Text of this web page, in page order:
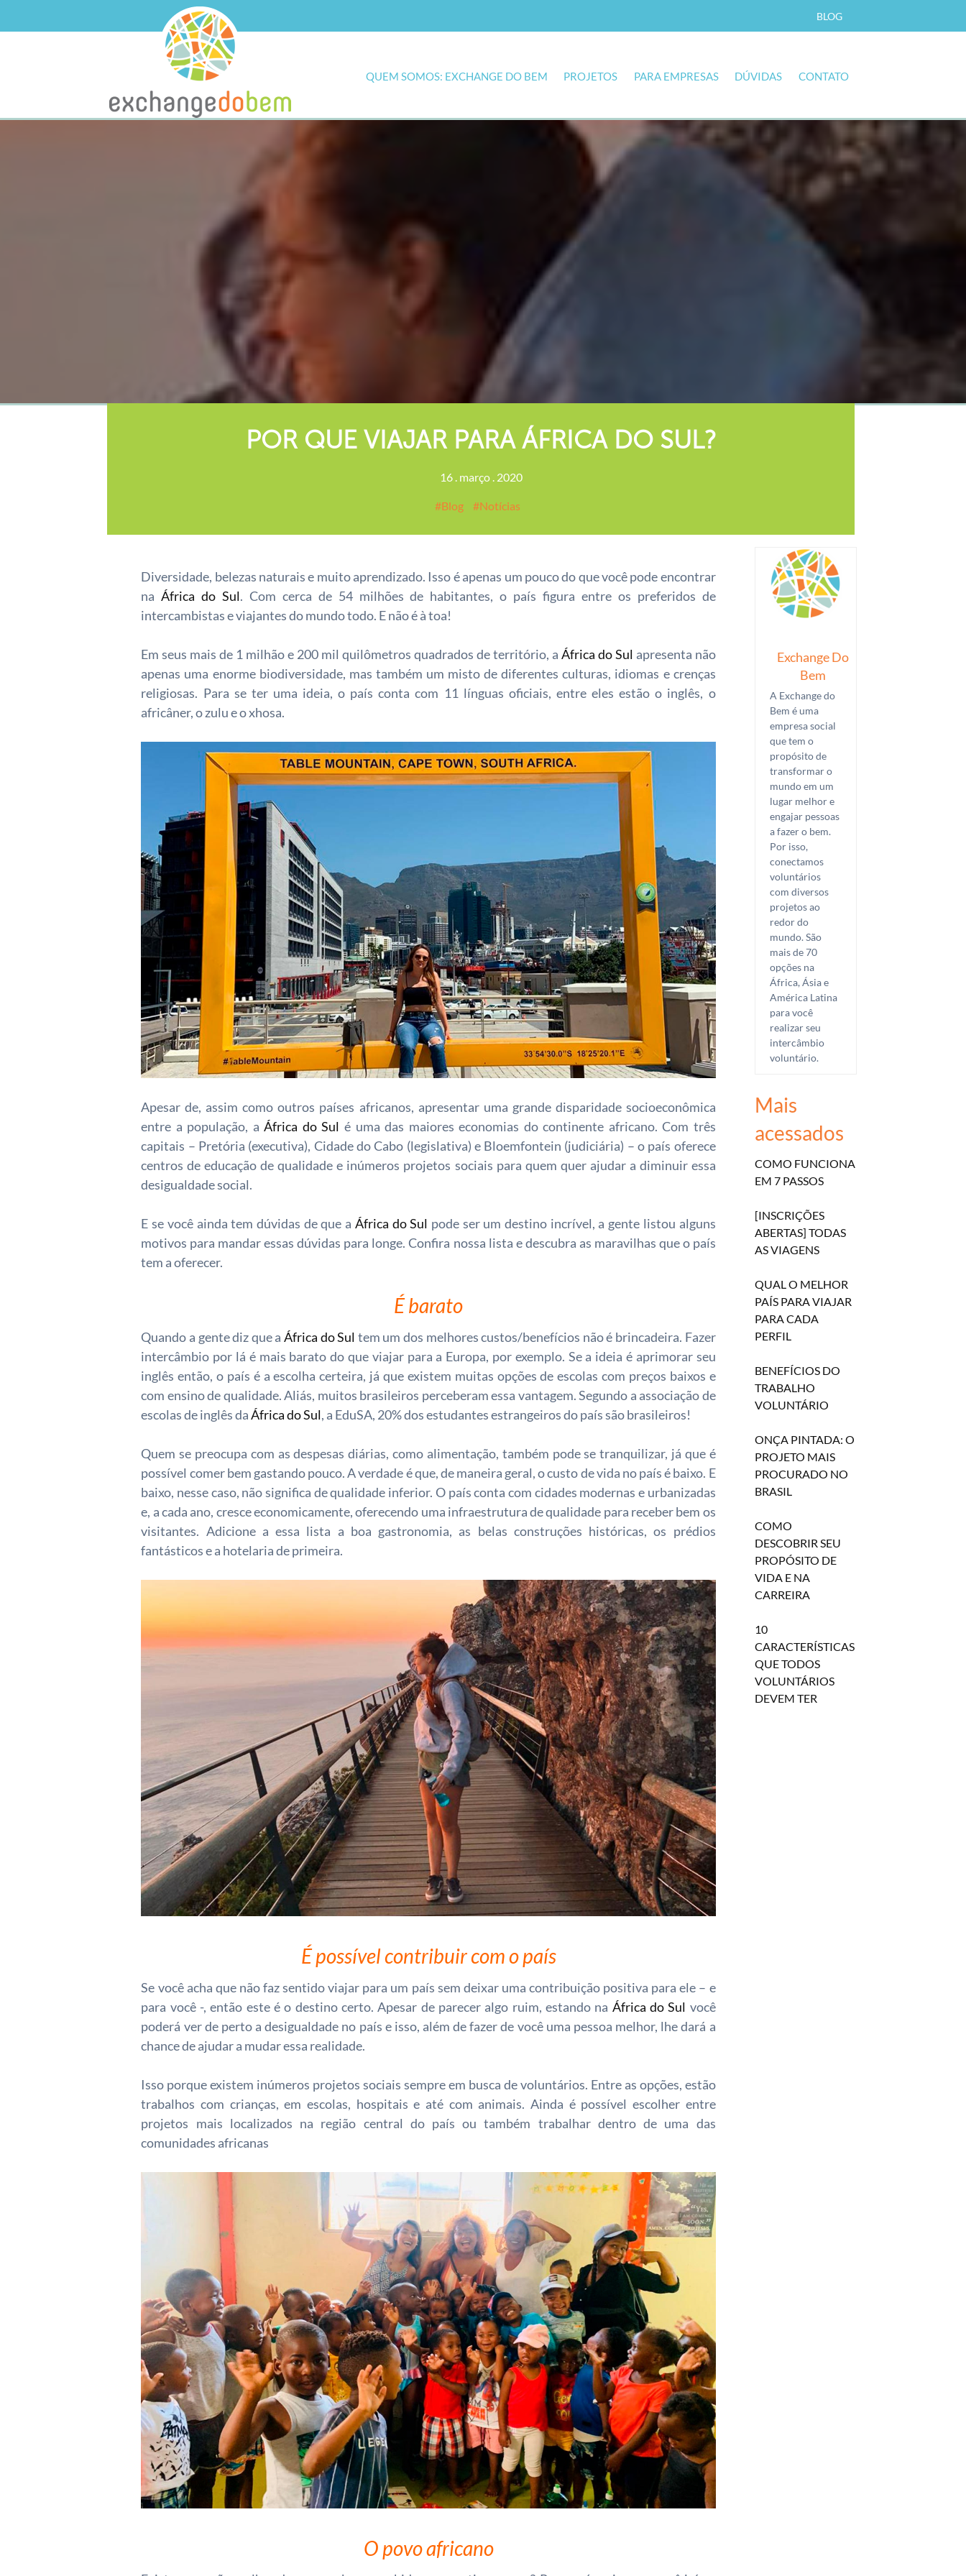
BLOG
QUEM SOMOS: EXCHANGE DO BEM PROJETOS PARA EMPRESAS DÚVIDAS CONTATO
POR QUE VIAJAR PARA ÁFRICA DO SUL?
16. março. 2020
Blog Notícias
Diversidade, belezas naturais e muito aprendizado. Isso é apenas um pouco do que você pode encontrar
naÁfrica do Sul. Com cerca de 54 milhões de habitantes, o país figura entre os preferidos de
intercambistas e viajantes do mundo todo. E não é à toa!
Em seus mais de 1 milhão e 200 mil quilômetros quadrados de território, a África do Sul apresenta não
apenas uma enorme biodiversidade, mas também um misto de diferentes culturas, idiomas e crenças
religiosas. Para se ter uma ideia, o país conta com 11 línguas oficiais, entre eles estão o inglês, o
africâner, o zulu e o xhosa.
Apesar de, assim como outros países africanos, apresentar uma grande disparidade socioeconômica
entre a população, aÁfrica do Sul é uma das maiores economias do continente africano. Com três
capitais – Pretória (executiva), Cidade do Cabo (legislativa) e Bloemfontein (judiciária) – o país oferece
centros de educação de qualidade e inúmeros projetos sociais para quem quer ajudar a diminuir essa
desigualdade social.
E se você ainda tem dúvidas de que a África do Sul pode ser um destino incrível, a gente listou alguns
motivos para mandar essas dúvidas para longe. Confira nossa lista e descubra as maravilhas que o país
tem a oferecer.
É barato
Quando a gente diz que a África do Sul tem um dos melhores custos/benefícios não é brincadeira. Fazer
intercâmbio por lá é mais barato do que viajar para a Europa, por exemplo. Se a ideia é aprimorar seu
inglês então, o país é a escolha certeira, já que existem muitas opções de escolas com preços baixos e
com ensino de qualidade. Aliás, muitos brasileiros perceberam essa vantagem. Segundo a associação de
escolas de inglês daÁfrica do Sul, a EduSA, 20% dos estudantes estrangeiros do país são brasileiros!
Quem se preocupa com as despesas diárias, como alimentação, também pode se tranquilizar, já que é
possível comer bem gastando pouco. A verdade é que, de maneira geral, o custo de vida no país é baixo. E
baixo, nesse caso, não significa de qualidade inferior. O país conta com cidades modernas e urbanizadas
e, a cada ano, cresce economicamente, oferecendo uma infraestrutura de qualidade para receber bem os
visitantes. Adicione a essa lista a boa gastronomia, as belas construções históricas, os prédios
fantásticos e a hotelaria de primeira.
É possível contribuir com o país
Se você acha que não faz sentido viajar para um país sem deixar uma contribuição positiva para ele – e
para você -, então este é o destino certo. Apesar de parecer algo ruim, estando na África do Sul você
poderá ver de perto a desigualdade no país e isso, além de fazer de você uma pessoa melhor, lhe dará a
chance de ajudar a mudar essa realidade.
Isso porque existem inúmeros projetos sociais sempre em busca de voluntários. Entre as opções, estão
trabalhos com crianças, em escolas, hospitais e até com animais. Ainda é possível escolher entre
projetos mais localizados na região central do país ou também trabalhar dentro de uma das
comunidades africanas
O povo africano
Exchange Do
Bem
A Exchange do
Bem é uma
empresa social
que tem o
propósito de
transformar o
mundo em um
lugar melhor e
engajar pessoas
a fazer o bem.
Por isso,
conectamos
voluntários
com diversos
projetos ao
redor do
mundo. São
mais de 70
opções na
África, Ásia e
América Latina
para você
realizar seu
intercâmbio
voluntário.
Mais
acessados
COMO FUNCIONA
EM 7 PASSOS
[INSCRIÇÕES
ABERTAS] TODAS
AS VIAGENS
QUAL O MELHOR
PAÍS PARA VIAJAR
PARA CADA
PERFIL
BENEFÍCIOS DO
TRABALHO
VOLUNTÁRIO
ONÇA PINTADA: O
PROJETO MAIS
PROCURADO NO
BRASIL
COMO
DESCOBRIR SEU
PROPÓSITO DE
VIDA E NA
CARREIRA
10
CARACTERÍSTICAS
QUE TODOS
VOLUNTÁRIOS
DEVEM TER